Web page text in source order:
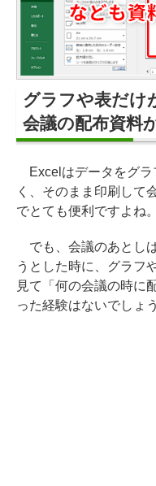
グラフや表だけ
会議の配布資
Excelはデータをグラ
く、そのまま印刷して
でとても便利ですよね。
でも、会議のあとし
うとした時に、グラフ
見て「何の会議の時
った経験はないでしょ